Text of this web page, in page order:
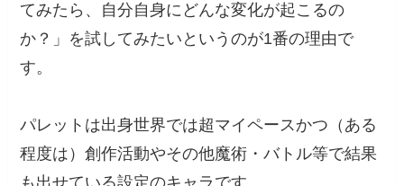
てみたら、自分自身にどんな変化が起こるの
か？」を試してみたいというのが1番の理由で
す。
パレットは出身世界では超マイペースかつ（ある
程度は）創作活動やその他魔術・バトル等で結果